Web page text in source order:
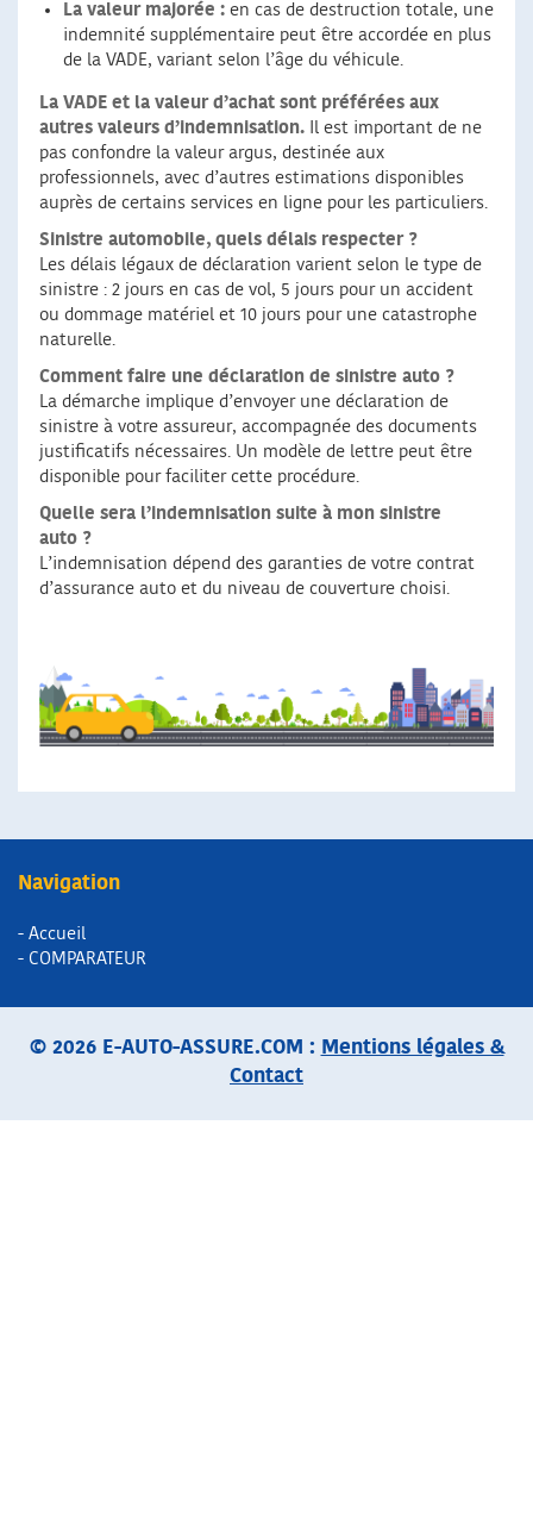
La valeur majorée : en cas de destruction totale, une
indemnité supplémentaire peut être accordée en plus
de la VADE, variant selon l’âge du véhicule.
La VADE et la valeur d’achat sont préférées aux
autres valeurs d’indemnisation. Il est important de ne
pas confondre la valeur argus, destinée aux
professionnels, avec d’autres estimations disponibles
auprès de certains services en ligne pour les particuliers.
Sinistre automobile, quels délais respecter ?
Les délais légaux de déclaration varient selon le type de
sinistre : 2 jours en cas de vol, 5 jours pour un accident
ou dommage matériel et 10 jours pour une catastrophe
naturelle.
Comment faire une déclaration de sinistre auto ?
La démarche implique d’envoyer une déclaration de
sinistre à votre assureur, accompagnée des documents
justificatifs nécessaires. Un modèle de lettre peut être
disponible pour faciliter cette procédure.
Quelle sera l’indemnisation suite à mon sinistre
auto ?
L’indemnisation dépend des garanties de votre contrat
d’assurance auto et du niveau de couverture choisi.
Navigation
- Accueil
- COMPARATEUR
© 2026 E-AUTO-ASSURE.COM : Mentions légales &
Contact